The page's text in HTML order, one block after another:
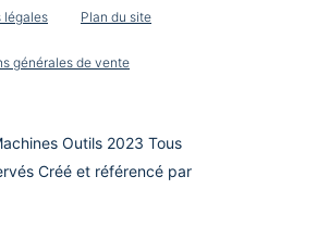
légales Plan du site
générales de vente
Outils 2023 Tous
Créé et référencé par